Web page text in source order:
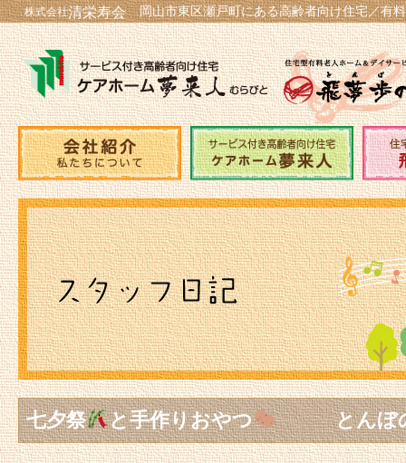
株式会社清栄寿会 岡山市東区瀬戸町にある高齢者向け住宅／有
七夕祭 と手作りおやつ とんぼ